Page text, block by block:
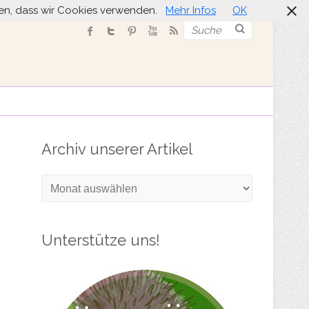
Suche
Archiv unserer Artikel
Archiv
Unterstütze uns!
dass wir Cookies verwenden. Mehr Infos OK